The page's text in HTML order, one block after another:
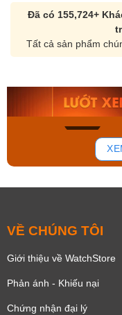
Đã có 155,724+
Tất cả sản phẩm
Orient Nam
Mua ngay
VỀ CHÚNG TÔI
Giới thiệu về WatchStore
Phản ánh - Khiếu nại
Chứng nhận đại lý